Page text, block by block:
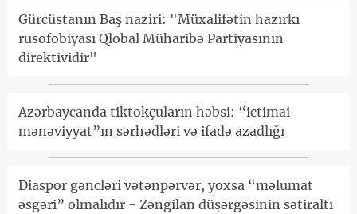
Gürcüstanın Baş naziri: "Müxalifətin hazırkı
rusofobiyası Qlobal Müharibə Partiyasının
direktividir"
Azərbaycanda tiktokçuların həbsi: “ictimai
mənəviyyat”ın sərhədləri və ifadə azadlığı
Diaspor gəncləri vətənpərvər, yoxsa “məlumat
əsgəri” olmalıdır - Zəngilan düşərgəsinin sətiraltı